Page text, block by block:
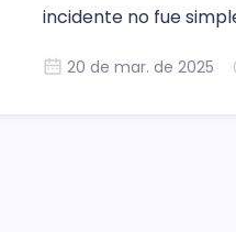
incidente no fue
productivos y la
20 de mar. de 2025